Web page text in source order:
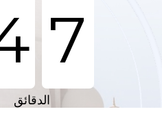
7
الدقائق